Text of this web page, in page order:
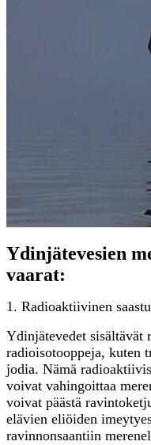
Ydinjätevesien
vaarat:
1. Radioaktiivinen
Ydinjätevedet sisältävät
radioisotooppeja, kuten
jodia. Nämä
voivat vahingoittaa
voivat päästä
elävien eliöiden
ravinnonsaantiin